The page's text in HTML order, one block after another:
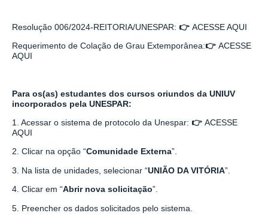
Resolução 006/2024-REITORIA/UNESPAR: 👉 ACESSE AQUI
Requerimento de Colação de Grau Extemporânea:👉 ACESSE
AQUI
Para os(as) estudantes dos cursos oriundos da UNIUV
incorporados pela UNESPAR:
1. Acessar o sistema de protocolo da Unespar: 👉 ACESSE
AQUI
2. Clicar na opção “Comunidade Externa”.
3. Na lista de unidades, selecionar “UNIÃO DA VITÓRIA”.
4. Clicar em “Abrir nova solicitação”.
5. Preencher os dados solicitados pelo sistema.